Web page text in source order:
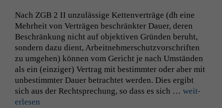
Nach ZGB 2 II unzuläs­sige Ket­ten­verträge (dh eine
Mehrheit von Verträ­gen beschränk­ter Dauer, deren
Beschränkung nicht auf objek­tiv­en Grün­den beruht,
son­dern dazu dient, Arbeit­nehmer­schutzvorschriften
zu umge­hen) kön­nen vom Gericht je nach Umstän­den
als ein (einziger) Ver­trag mit bes­timmter oder aber mit
unbes­timmter Dauer betra­chtet wer­den. Dies ergibt
sich aus der Recht­sprechung, so dass es sich … weit­
er­lesen